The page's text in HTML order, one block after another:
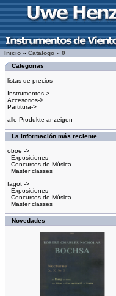
Inicio » Catalogo » 0
Categorias
listas de precios
Instrumentos->
Accesorios->
Partitura->
alle Produkte anzeigen
La información más reciente
oboe ->
Exposiciones
Concursos de Música
Master classes
fagot ->
Exposiciones
Concursos de Música
Master classes
Novedades